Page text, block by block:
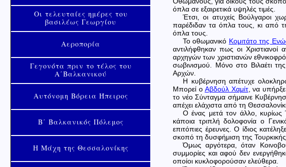
Οι τελευταίες ημέρες του
βασιλέως Γεωργίου
Αεροπορία
Γεγονότα πριν το τέλος του
Α΄Βαλκανικού
Αυτόνομη Βόρεια Ήπειρος
Β΄ Βαλκανικός Πόλεμος
Η Μάχη της Θεσσαλονίκης
όπλα σε εξαιρετικά υψηλές τιμές.
Έτσι, οι ατυχείς Βούλγαροι
παρέδιδαν τα όπλα τους, κι από
όπλα τους.
Το οθωμανικό Κομιτάτο της
αντιλήφθηκαν πως οι
αρχηγών των χριστιανών
σωβινισμού. Μόνο στο Βιλαέτι
Αρχών.
Η κυβέρνηση απέτυχε
Μπορεί ο Αβδούλ Χαμίτ, να υπήρξε
το νέο Σύνταγμα σήμαινε
απέχει ελάχιστα από τη
Ο ένας μετά τον άλλο,
κάποια τριπλή δολοφονία ο
επιτόπιες έρευνες. Ο ίδιος
σκοπό τη δυσφήμιση της
Όμως αργότερα, όταν
συμμορίες και αφού δεν
οποίοι κυκλοφορούσαν ελεύθερα.